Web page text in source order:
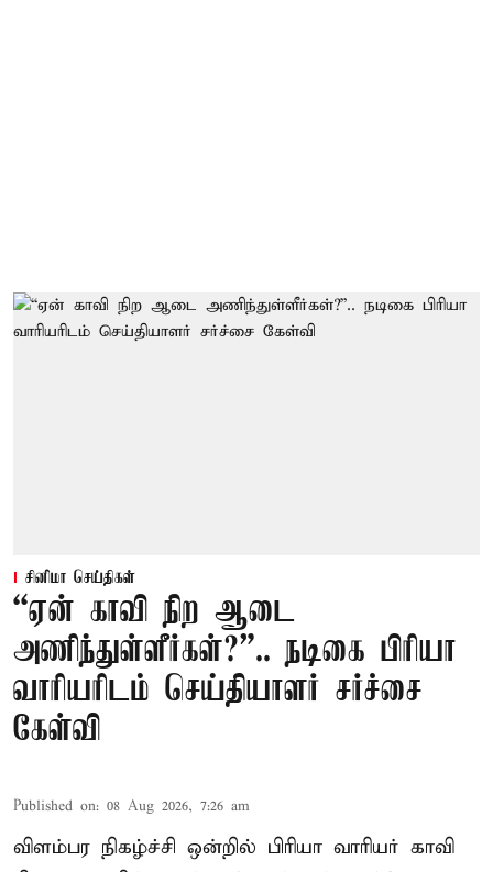
சினிமா செய்திகள்
“ஏன் காவி நிற ஆடை
அணிந்துள்ளீர்கள்?”.. நடிகை பிரியா
வாரியரிடம் செய்தியாளர் சர்ச்சை
கேள்வி
Published on: 08 Aug 2026, 7:26 am
விளம்பர நிகழ்ச்சி ஒன்றில் பிரியா வாரியர் காவி